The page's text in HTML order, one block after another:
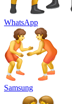
WhatsApp
Samsung